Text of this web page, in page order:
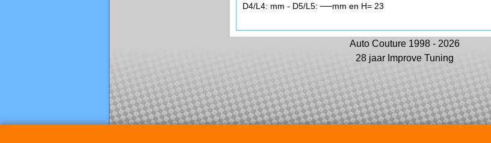
D4/L4: mm - D5/L5: ──mm en H= 23
Auto Couture 1998 - 2026
28 jaar Improve Tuning